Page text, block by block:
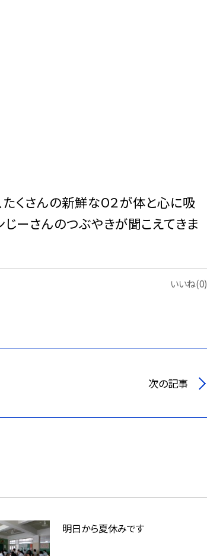
くさんの新鮮なO２が体と心に吸
ーさんのつぶやきが聞こえてきま
いいね(0)
次の記事
明日から夏休みです